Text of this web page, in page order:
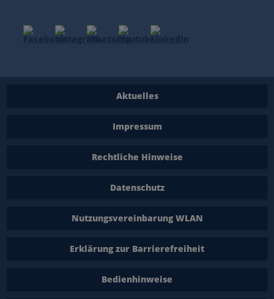
Aktuelles
Impressum
Rechtliche Hinweise
Datenschutz
Nutzungsvereinbarung WLAN
Erklärung zur Barrierefreiheit
Bedienhinweise